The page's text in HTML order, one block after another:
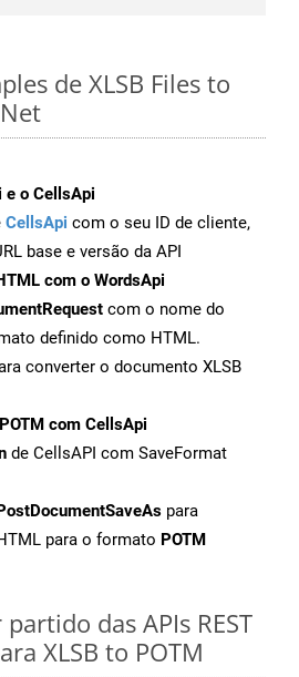
de XLSB Files to
e o CellsApi
CellsApi com o seu ID de cliente,
base e versão da API
com o WordsApi
com o nome do
definido como HTML.
converter o documento XLSB
com CellsApi
de CellsAPI com SaveFormat
para
para o formato POTM
das APIs REST
XLSB to POTM